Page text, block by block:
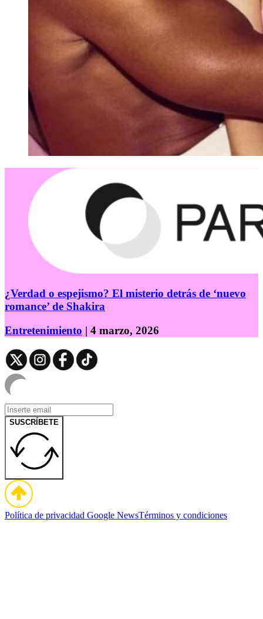
¿Verdad o espejismo? El misterio detrás de ‘nuevo
romance’ de Shakira
Entretenimiento | 4 marzo, 2026
SUSCRÍBETE
Política de privacidad Google NewsTérminos y condiciones